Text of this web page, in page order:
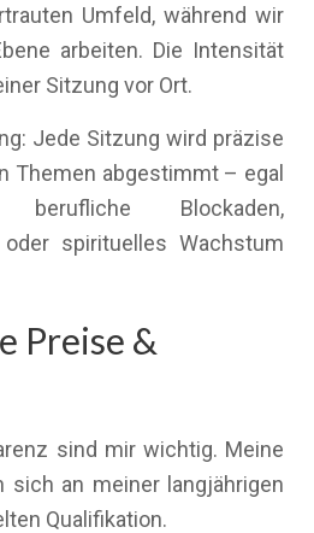
Umfeld, während wir
arbeiten. Die Intensität
Sitzung vor Ort.
Jede Sitzung wird präzise
Themen abgestimmt – egal
Blockaden,
spirituelles Wachstum
Preise &
sind mir wichtig. Meine
sich an meiner langjährigen
Qualifikation.